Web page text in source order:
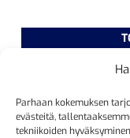
Parhaan kokemuksen
evästeitä,
tekniikoiden